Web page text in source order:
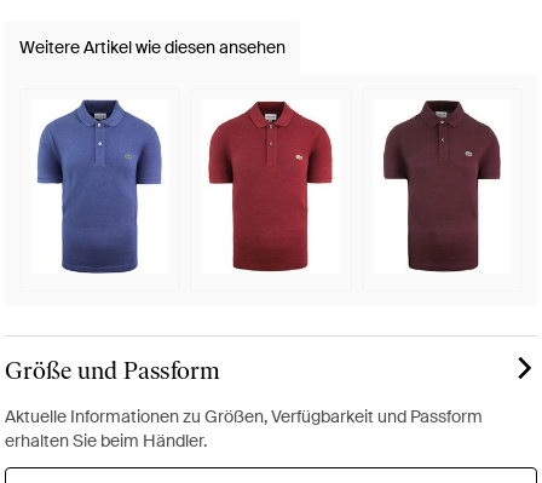
Weitere Artikel wie diesen ansehen
Größe und Passform
Aktuelle Informationen zu Größen, Verfügbarkeit und Passform
erhalten Sie beim Händler.